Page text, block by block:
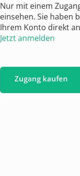
Nur mit einem
einsehen. Sie haben
Ihrem Konto direkt
Jetzt anmelden
Zugang kaufen